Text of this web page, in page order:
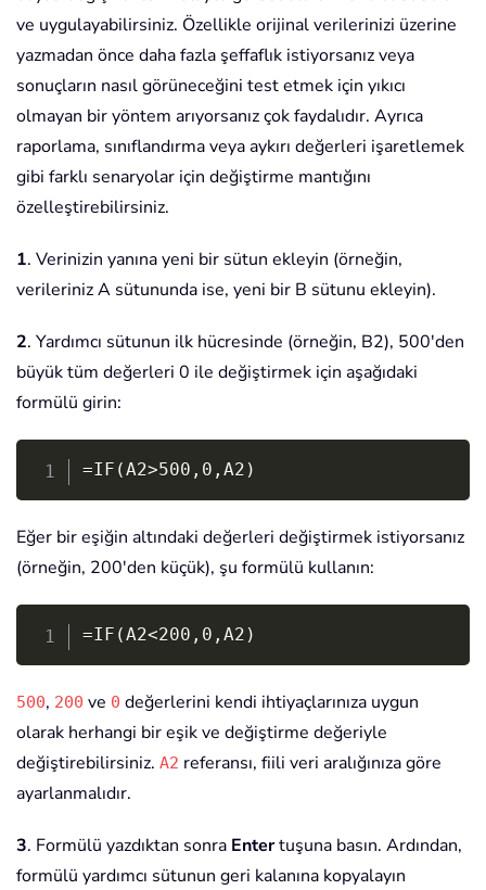
ve uygulayabilirsiniz. Özellikle orijinal verilerinizi üzerine
yazmadan önce daha fazla şeffaflık istiyorsanız veya
sonuçların nasıl görüneceğini test etmek için yıkıcı
olmayan bir yöntem arıyorsanız çok faydalıdır. Ayrıca
raporlama, sınıflandırma veya aykırı değerleri işaretlemek
gibi farklı senaryolar için değiştirme mantığını
özelleştirebilirsiniz.
1. Verinizin yanına yeni bir sütun ekleyin (örneğin,
verileriniz A sütununda ise, yeni bir B sütunu ekleyin).
2. Yardımcı sütunun ilk hücresinde (örneğin, B2), 500'den
büyük tüm değerleri 0 ile değiştirmek için aşağıdaki
formülü girin:
=IF(A2>500,0,A2)
Eğer bir eşiğin altındaki değerleri değiştirmek istiyorsanız
(örneğin, 200'den küçük), şu formülü kullanın:
=IF(A2<200,0,A2)
500, 200 ve 0 değerlerini kendi ihtiyaçlarınıza uygun
olarak herhangi bir eşik ve değiştirme değeriyle
değiştirebilirsiniz. A2 referansı, fiili veri aralığınıza göre
ayarlanmalıdır.
3. Formülü yazdıktan sonra Entertuşuna basın. Ardından,
formülü yardımcı sütunun geri kalanına kopyalayın